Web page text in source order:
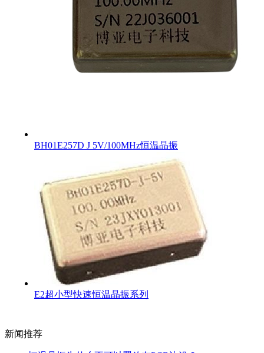
BH01E257D J 5V/100MHz恒温晶振
E2超小型快速恒温晶振系列
新闻推荐